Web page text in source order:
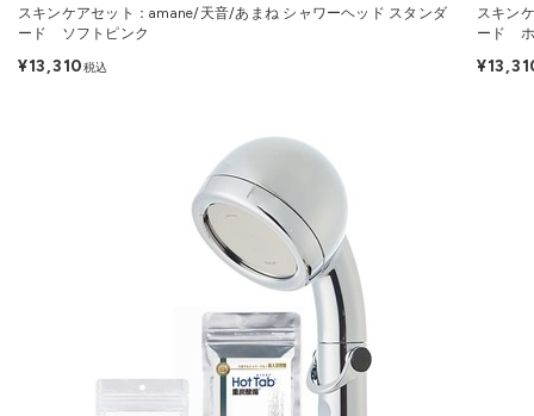
スキンケアセット：amane/天音/あまね シャワーヘッド スタンダ
ード ソフトピンク
¥13,310税込
スキン
ード